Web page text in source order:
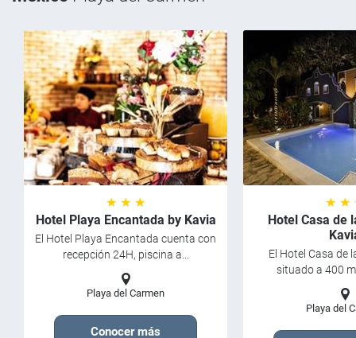
★ ★ ★
Hotel Playa Encantada by Kavia
El Hotel Playa Encantada cuenta con
recepción 24H, piscina a...
Playa del Carmen
Conocer más
★ ★
Hotel Casa de
El Hotel Casa de
situado a 400
Playa del